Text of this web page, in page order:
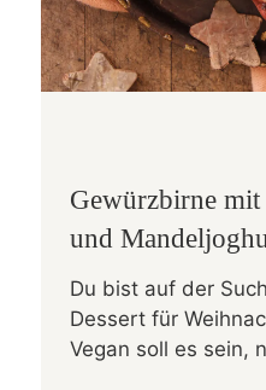
Gewürzbirne
und
Du bist auf der
Dessert für
Vegan soll es sein,